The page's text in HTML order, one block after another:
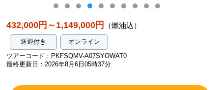
432,000円～1,149,000円 （燃油込）
送迎付き
オンライン
ツアーコード：PKFSQMV-A07SYOWAT0
最終更新日：2026年8月6日05時37分